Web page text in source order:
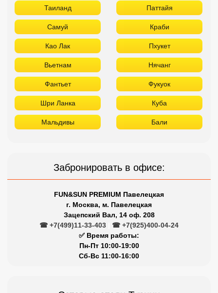
Таиланд Паттайя
Самуй Краби
Као Лак Пхукет
Вьетнам Нячанг
Фантьет Фукуок
Шри Ланка Куба
Мальдивы Бали
Забронировать в офисе:
FUN&SUN PREMIUM Павелецкая
г. Москва, м. Павелецкая
Зацепский Вал, 14 оф. 208
☎ +7(499)11-33-403
☎ +7(925)400-04-24
✅ Время работы:
Пн-Пт 10:00-19:00
Сб-Вс 11:00-16:00